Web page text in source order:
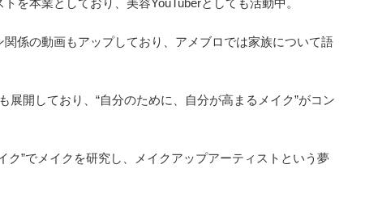
係の動画もアップしており、アメブロでは家族について語
展開しており、“自分のために、自分が高まるメイク”がコン
ク”でメイクを研究し、メイクアップアーティストという夢